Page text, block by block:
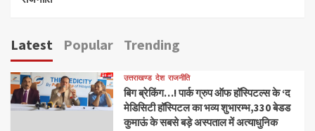
Latest Popular Trending
उत्तराखण्ड देश राजनीति
बिग ब्रेकिंग…! पार्क ग्रुप ऑफ हॉस्पिटल्स के ‘द
मेडिसिटी हॉस्पिटल का भव्य शुभारम्भ,330 बेडड
कुमाऊं के सबसे बड़े अस्पताल में अत्याधुनिक